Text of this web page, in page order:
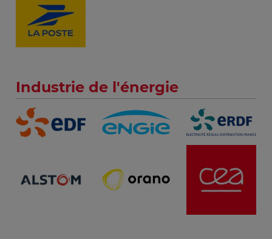
Industrie de l'énergie